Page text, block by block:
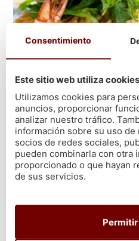
Arroz con vieiras
Las vieiras y lasalmejastambién
de langostinos con arroz. La
construye una suerte de arroz a
Consentimiento
Este sitio web utiliza cookies
Utilizamos cookies para
anuncios, proporcionar
analizar nuestro tráfico.
información sobre su uso
socios de redes sociales,
pueden combinarla con otra
proporcionado o que hayan
de sus servicios.